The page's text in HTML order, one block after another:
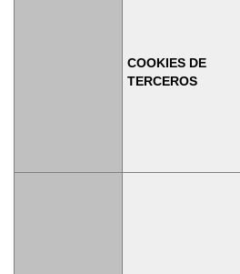
COOKIES DE
TERCEROS